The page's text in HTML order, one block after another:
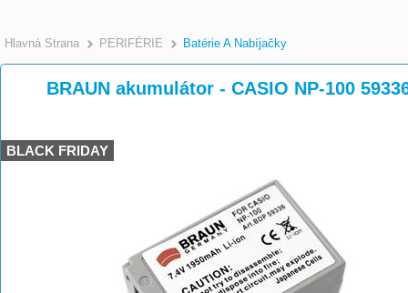
Hlavná Strana >
PERIFÉRIE >
Batérie A Nabíjačky
BRAUN akumulátor - CASIO NP-100
BLACK FRIDAY